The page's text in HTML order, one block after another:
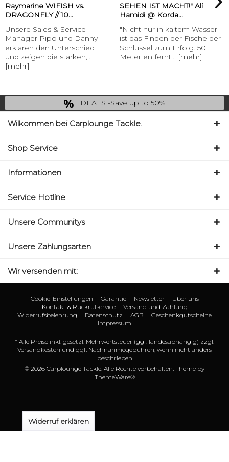
Raymarine WIFISH vs.
DRAGONFLY // 10...
Unsere Sales & Service
Manager Pipo und Danny
erklären den Unterschied
und zeigen die stärken,...
[mehr]
SEHEN IST MACHT!" Ali
Hamidi @ Korda...
"Nicht nur in kaltem Wasser
ist das Finden der Fische der
Schlüssel zum Erfolg. 50
Meter entfernt... [mehr]
DEALS -Save up to 50%
Wilkommen bei Carplounge Tackle.
Shop Service
Informationen
Service Hotline
Unsere Communitys
Unsere Zahlungsarten
Wir versenden mit:
Cookie-Einstellungen Garantie Newsletter
Über uns
Kontakt & Rückrufservice
Versand und Zahlung
Widerrufsbelehrung
Datenschutz AGB
Geschenkgutscheine
Impressum
* Alle Preise inkl. gesetzl. Mehrwertsteuer (ggf. landesabhängig) zzgl.
Versandkosten und ggf. Nachnahmegebühren, wenn nicht anders
beschrieben
© 2026 Carplounge Tackle. Alle Rechte vorbehalten. Theme by
ThemeWare®
Widerruf erklären